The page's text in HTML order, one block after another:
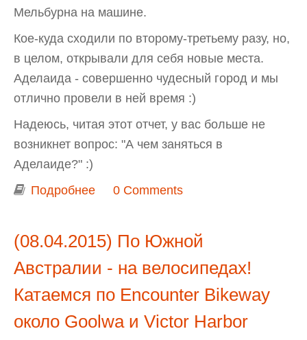
Мельбурна на машине.
Кое-куда сходили по второму-третьему разу, но,
в целом, открывали для себя новые места.
Аделаида - совершенно чудесный город и мы
отлично провели в ней время :)
Надеюсь, читая этот отчет, у вас больше не
возникнет вопрос: "А чем заняться в
Аделаиде?" :)
Подробнее о Новогодняя поездка в Аделаиду
0 Comments
(08.04.2015) По Южной
Австралии - на велосипедах!
Катаемся по Encounter Bikeway
около Goolwa и Victor Harbor